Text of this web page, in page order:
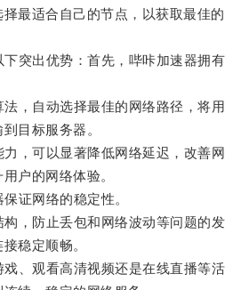
最适合自己的节点，以获取最佳的
突出优势：首先，哔咔加速器拥有
自动选择最佳的网络路径，将用
目标服务器。
可以显著降低网络延迟，改善网
户的网络体验。
网络的稳定性。
，防止丢包和网络波动等问题的发
稳定顺畅。
、观看高清视频还是在线直播等活